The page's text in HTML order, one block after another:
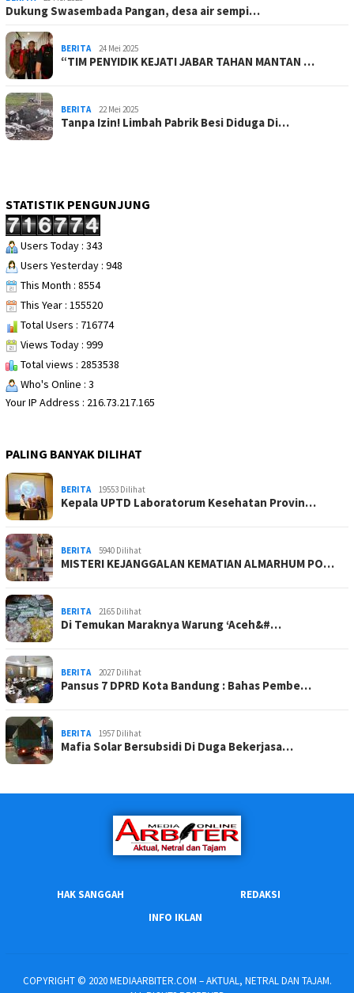
Dukung Swasembada Pangan, desa air sempi…
BERITA 24 Mei 2025
“TIM PENYIDIK KEJATI JABAR TAHAN MANTAN …
BERITA 22 Mei 2025
Tanpa Izin! Limbah Pabrik Besi Diduga Di…
STATISTIK PENGUNJUNG
Users Today : 343
Users Yesterday : 948
This Month : 8554
This Year : 155520
Total Users : 716774
Views Today : 999
Total views : 2853538
Who's Online : 3
Your IP Address : 216.73.217.165
PALING BANYAK DILIHAT
BERITA 19553 Dilihat
Kepala UPTD Laboratorum Kesehatan Provin…
BERITA 5940 Dilihat
MISTERI KEJANGGALAN KEMATIAN ALMARHUM PO…
BERITA 2165 Dilihat
Di Temukan Maraknya Warung ‘Aceh&#…
BERITA 2027 Dilihat
Pansus 7 DPRD Kota Bandung : Bahas Pembe…
BERITA 1957 Dilihat
Mafia Solar Bersubsidi Di Duga Bekerjasa…
HAK SANGGAH
REDAKSI
INFO IKLAN
COPYRIGHT © 2020 MEDIAARBITER.COM – AKTUAL, NETRAL DAN TAJAM.